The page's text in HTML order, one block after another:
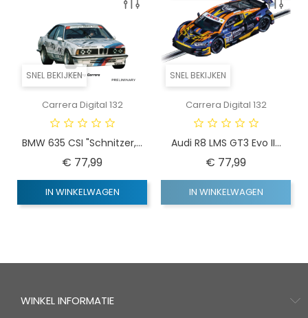
SNEL BEKIJKEN
Carrera Digital 132
BMW 635 CSI "Schnitzer,...
€ 77,99Prijs
IN WINKELWAGEN
SNEL BEKIJKEN
Carrera Digital 132
Audi R8 LMS GT3 Evo II...
€ 77,99Prijs
IN WINKELWAGEN
WINKEL INFORMATIE